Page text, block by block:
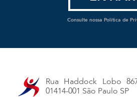
Consulte nossa Política de
Rua Haddock Lobo
01414-001 São Paulo SP